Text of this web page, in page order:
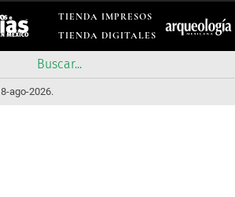
TIENDA IMPRESOS
TIENDA DIGITALES
8-ago-2026.